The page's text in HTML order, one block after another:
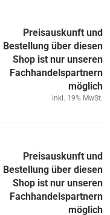
Preisauskunft und
Bestellung über diesen
Shop ist nur unseren
Fachhandelspartnern
möglich
inkl. 19% MwSt.
Preisauskunft und
Bestellung über diesen
Shop ist nur unseren
Fachhandelspartnern
möglich